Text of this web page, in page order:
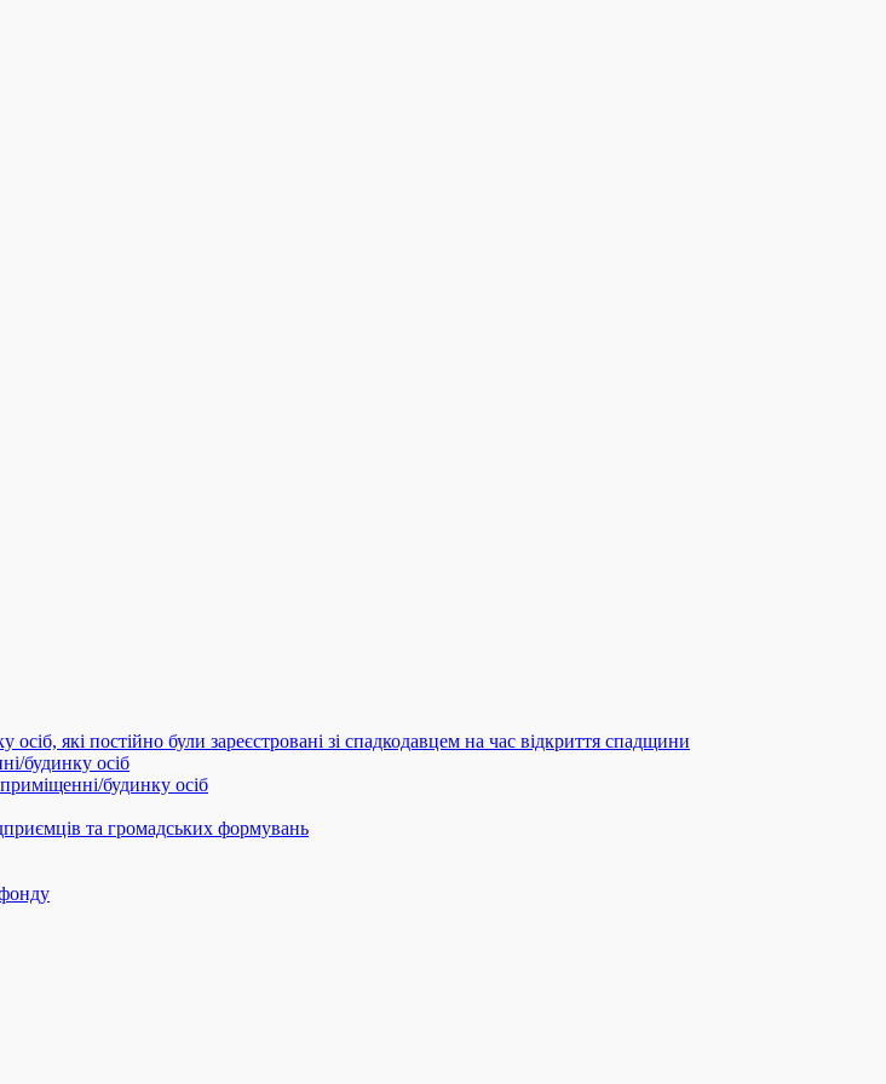
які постійно були зареєстровані зі спадкодавцем на час відкриття спадщини
будинку осіб
будинку осіб
та громадських формувань